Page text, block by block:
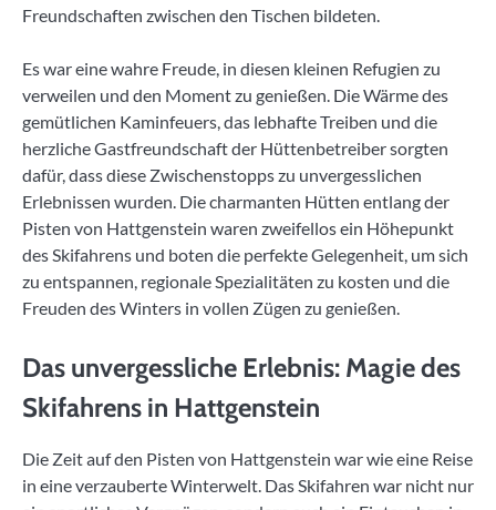
Freundschaften zwischen den Tischen bildeten.
Es war eine wahre Freude, in diesen kleinen Refugien zu
verweilen und den Moment zu genießen. Die Wärme des
gemütlichen Kaminfeuers, das lebhafte Treiben und die
herzliche Gastfreundschaft der Hüttenbetreiber sorgten
dafür, dass diese Zwischenstopps zu unvergesslichen
Erlebnissen wurden. Die charmanten Hütten entlang der
Pisten von Hattgenstein waren zweifellos ein Höhepunkt
des Skifahrens und boten die perfekte Gelegenheit, um sich
zu entspannen, regionale Spezialitäten zu kosten und die
Freuden des Winters in vollen Zügen zu genießen.
Das unvergessliche Erlebnis: Magie des
Skifahrens in Hattgenstein
Die Zeit auf den Pisten von Hattgenstein war wie eine Reise
in eine verzauberte Winterwelt. Das Skifahren war nicht nur